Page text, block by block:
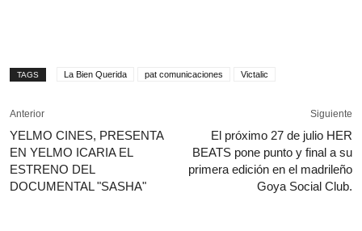
TAGS La Bien Querida pat comunicaciones Victalic
Anterior
YELMO CINES, PRESENTA
EN YELMO ICARIA EL
ESTRENO DEL
DOCUMENTAL "SASHA"
Siguiente
El próximo 27 de julio HER
BEATS pone punto y final a su
primera edición en el madrileño
Goya Social Club.